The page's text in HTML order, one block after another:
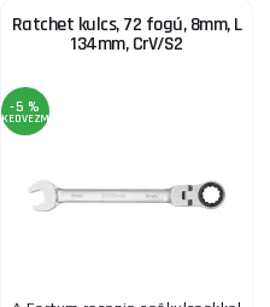
Ratchet kulcs, 72 fogú, 8mm, L
134mm, CrV/S2
-5 %
KEDVEZMÉNY